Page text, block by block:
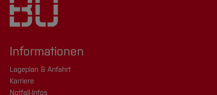
Informationen
Lageplan & Anfahrt
Karriere
Notfall-Infos